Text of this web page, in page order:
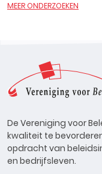
MEER ONDERZOEKEN
De Vereniging voor
kwaliteit te
opdracht van
en bedrijfsleven.